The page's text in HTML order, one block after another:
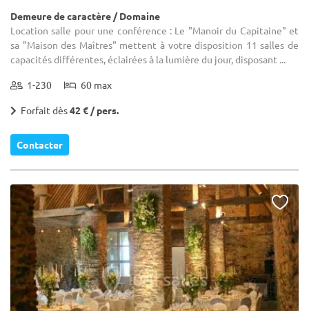
Demeure de caractère / Domaine
Location salle pour une conférence : Le "Manoir du Capitaine" et
sa "Maison des Maîtres" mettent à votre disposition 11 salles de
capacités différentes, éclairées à la lumière du jour, disposant ...
1-230 60 max
Forfait dès42 € / pers.
Contacter